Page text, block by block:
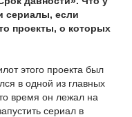
сериалы, если
проекты, о которых
этого проекта был
в одной из главных
время он лежал на
сериал в